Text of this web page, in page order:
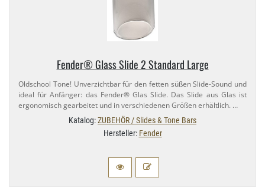
Fender® Glass Slide 2 Standard Large
Oldschool Tone! Unverzichtbar für den fetten süßen Slide-​Sound und
ideal für Anfänger: das Fender® Glas Slide. Das Slide aus Glas ist
ergonomisch gearbeitet und in verschiedenen Größen erhältlich. …
Katalog:ZUBEHÖR / Slides & Tone Bars
Hersteller: Fender